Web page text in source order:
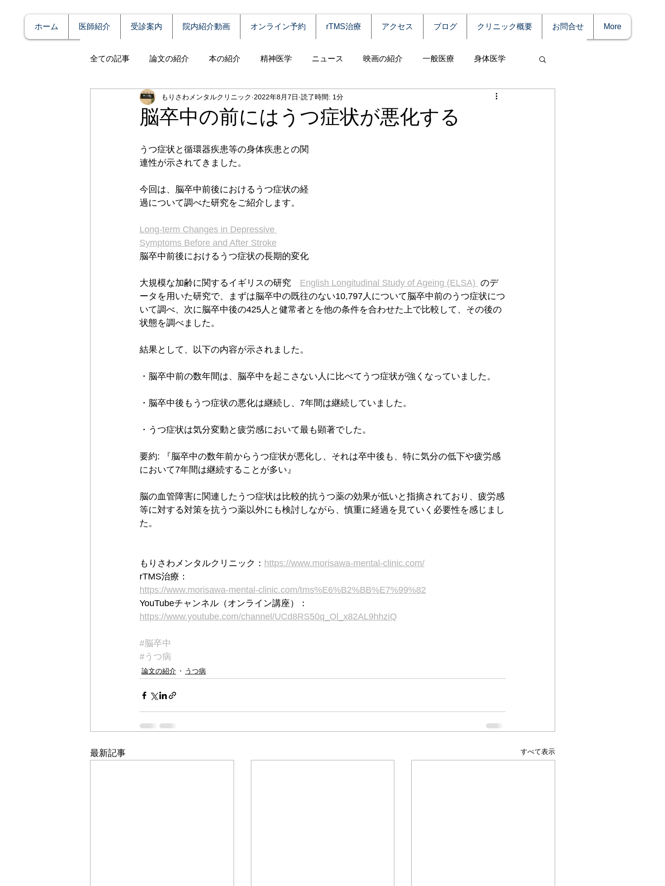
ホーム 医師紹介 受診案内 院内紹介動画 オンライン予約 rTMS治療 アクセス ブログ クリニック概要 お問合せ More
全ての記事 論文の紹介 本の紹介 精神医学 ニュース 映画の紹介 一般医療 身体医学
症例報告 発達障害 自殺 認知症 うつ病
脳卒中の前にはうつ症状が悪化する
もりさわメンタルクリニック 2022年8月7日 読了時間: 1分
うつ症状と循環器疾患等の身体疾患との関
連性が示されてきました。
今回は、脳卒中前後におけるうつ症状の経
過について調べた研究をご紹介します。
Long-term Changes in Depressive
Symptoms Before and After Stroke
脳卒中前後におけるうつ症状の長期的変化
大規模な加齢に関するイギリスの研究 English Longitudinal Study of Ageing (ELSA) のデ
ータを用いた研究で、まずは脳卒中の既往のない10,797人について脳卒中前のうつ症状につ
いて調べ、次に脳卒中後の425人と健常者とを他の条件を合わせた上で比較して、その後の
状態を調べました。
結果として、以下の内容が示されました。
・脳卒中前の数年間は、脳卒中を起こさない人に比べてうつ症状が強くなっていました。
・脳卒中後もうつ症状の悪化は継続し、7年間は継続していました。
・うつ症状は気分変動と疲労感において最も顕著でした。
要約: 『脳卒中の数年前からうつ症状が悪化し、それは卒中後も、特に気分の低下や疲労感
において7年間は継続することが多い』
脳の血管障害に関連したうつ症状は比較的抗うつ薬の効果が低いと指摘されており、疲労感
等に対する対策を抗うつ薬以外にも検討しながら、慎重に経過を見ていく必要性を感じまし
た。
もりさわメンタルクリニック： https://www.morisawa-mental-clinic.com/
rTMS治療：
https://www.morisawa-mental-clinic.com/tms%E6%B2%BB%E7%99%82
YouTubeチャンネル（オンライン講座）：
https://www.youtube.com/channel/UCd8RS50q_Ol_x82AL9hhziQ
#脳卒中
#うつ病
論文の紹介 うつ病
最新記事 すべて表示